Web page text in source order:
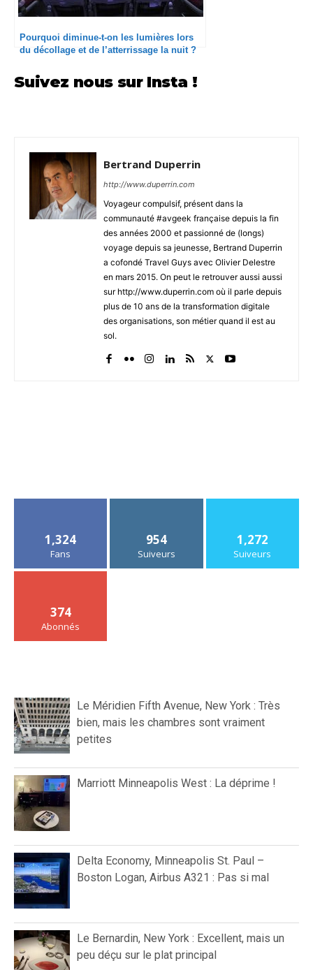
Pourquoi diminue-t-on les lumières lors
du décollage et de l’atterrissage la nuit ?
Suivez nous sur Insta !
Bertrand Duperrin
http://www.duperrin.com
Voyageur compulsif, présent dans la
communauté #avgeek française depuis la fin
des années 2000 et passionné de (longs)
voyage depuis sa jeunesse, Bertrand Duperrin
a cofondé Travel Guys avec Olivier Delestre
en mars 2015. On peut le retrouver aussi aussi
sur http://www.duperrin.com où il parle depuis
plus de 10 ans de la transformation digitale
des organisations, son métier quand il est au
sol.
1,324
Fans
954
Suiveurs
1,272
Suiveurs
374
Abonnés
Le Méridien Fifth Avenue, New York : Très
bien, mais les chambres sont vraiment
petites
Marriott Minneapolis West : La déprime !
Delta Economy, Minneapolis St. Paul –
Boston Logan, Airbus A321 : Pas si mal
Le Bernardin, New York : Excellent, mais un
peu déçu sur le plat principal